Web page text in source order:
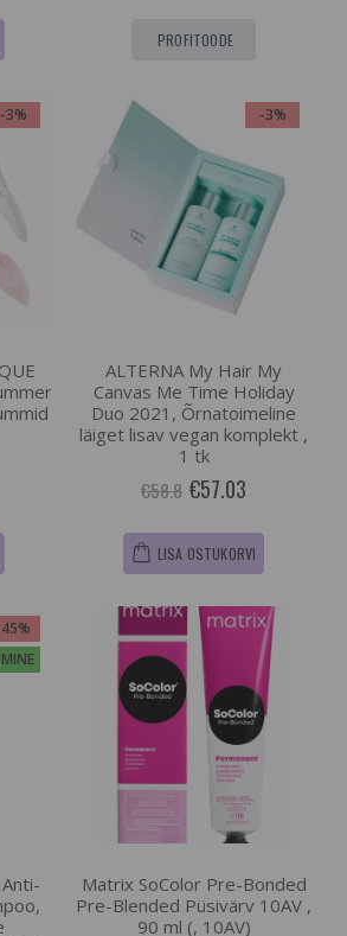
PROFITOODE
-3% -3%
ALTERNA My Hair My
Canvas Me Time Holiday
Duo 2021, Õrnatoimeline
läiget lisav vegan komplekt ,
1 tk
€58.8 €57.03
LISA OSTUKORVI
Matrix SoColor Pre-Bonded
Pre-Blended Püsivärv 10AV ,
90 ml (, 10AV)